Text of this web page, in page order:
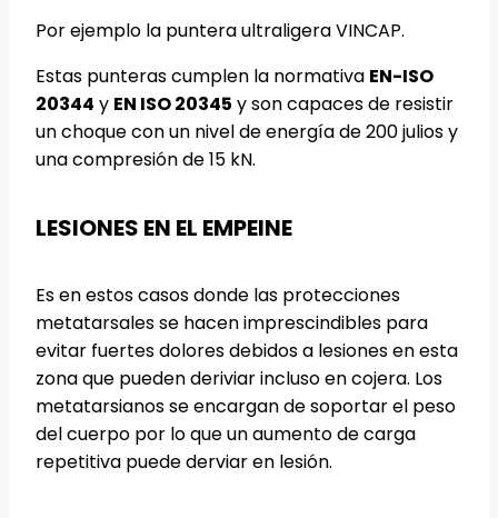
Por ejemplo la puntera ultraligera VINCAP.
Estas punteras cumplen la normativa EN-ISO
20344 y EN ISO 20345 y son capaces de resistir
un choque con un nivel de energía de 200 julios y
una compresión de 15 kN.
LESIONES EN EL EMPEINE
Es en estos casos donde las protecciones
metatarsales se hacen imprescindibles para
evitar fuertes dolores debidos a lesiones en esta
zona que pueden deriviar incluso en cojera. Los
metatarsianos se encargan de soportar el peso
del cuerpo por lo que un aumento de carga
repetitiva puede derviar en lesión.